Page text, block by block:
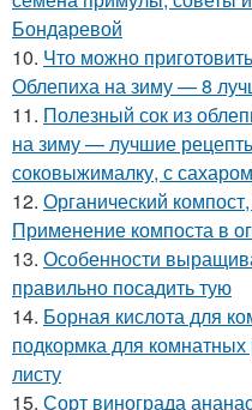
Бондаревой
10. Что можно
Облепиха на зиму — 8
11. Полезный сок из
на зиму — лучшие
соковыжималку, с
12. Органический
Применение компоста в
13. Особенности
правильно посадить тую
14. Борная кислота для
подкормка для
листу
15. Сорт винограда